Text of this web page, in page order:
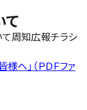
て
周知広報チラシ
へ」（ＰＤＦファ